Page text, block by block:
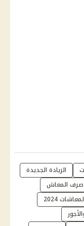
الزيادة الجديدة
صرف المعاش
2024